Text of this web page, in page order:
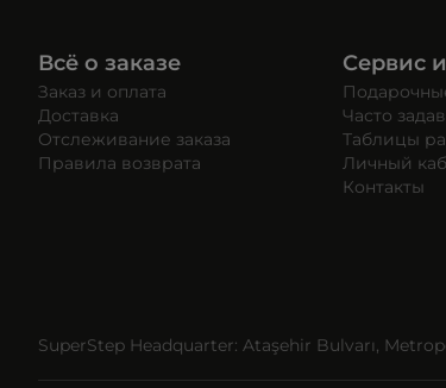
Всё о заказе
Заказ и оплата
Доставка
Отслеживание заказа
Правила возврата
Сервис
Часто
Таблицы
Личный
Контакты
SuperStep Headquarter: Ataşehir Bulvarı,